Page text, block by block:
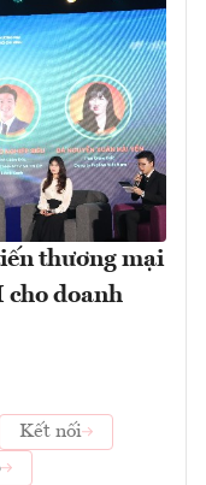
thương mại
cho doanh
Kết nối